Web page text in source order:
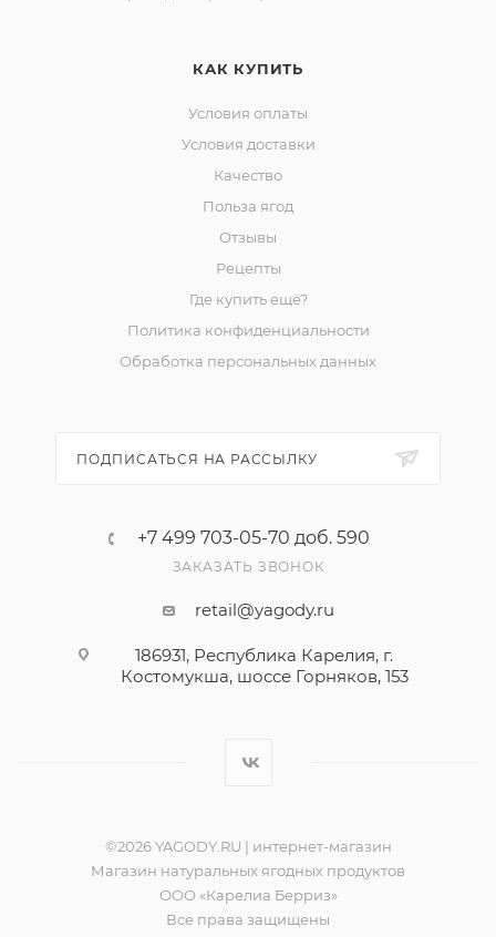
КАК КУПИТЬ
Условия оплаты
Условия доставки
Качество
Польза ягод
Отзывы
Рецепты
Где купить ещё?
Политика конфиденциальности
Обработка персональных данных
ПОДПИСАТЬСЯ НА РАССЫЛКУ
+7 499 703-05-70 доб. 590
ЗАКАЗАТЬ ЗВОНОК
retail@yagody.ru
186931, Республика Карелия, г.
Костомукша, шоссе Горняков, 153
©2026 YAGODY.RU | интернет-магазин
Магазин натуральных ягодных продуктов
ООО «Карелиа Берриз»
Все права защищены